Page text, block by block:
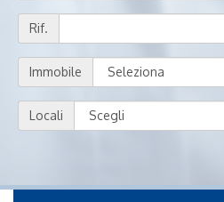
Rif.
Immobile
Locali